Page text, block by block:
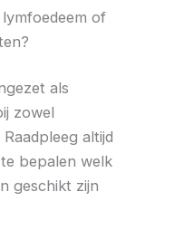
of
als
zowel
altijd
bepalen welk
geschikt zijn